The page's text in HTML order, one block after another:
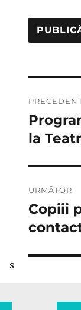
în
Articolul
anterior:
la
URMĂTOR
Articolul
următor:
Copiii
s